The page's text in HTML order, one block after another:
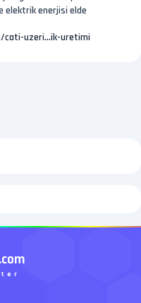
elektrik enerjisi elde
uzeri...ik-uretimi